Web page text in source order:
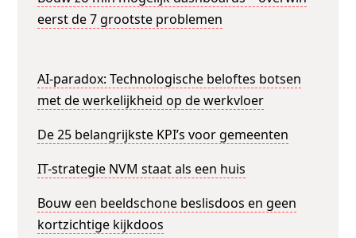
eerst de 7 grootste problemen
AI-paradox: Technologische beloftes botsen
met de werkelijkheid op de werkvloer
De 25 belangrijkste KPI’s voor gemeenten
IT-strategie NVM staat als een huis
Bouw een beeldschone beslisdoos en geen
kortzichtige kijkdoos